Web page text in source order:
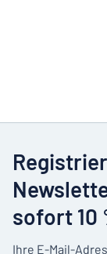
sofort 10
Ihre E-Mail-